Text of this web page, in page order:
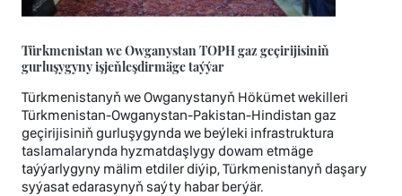
Türkmenistan we Owganystan TOPH gaz geçirijisiniň
gurluşygyny işjeňleşdirmäge taýýar
Türkmenistanyň we Owganystanyň Hökümet wekilleri
Türkmenistan-Owganystan-Pakistan-Hindistan gaz
geçirijisiniň gurluşygynda we beýleki infrastruktura
taslamalarynda hyzmatdaşlygy dowam etmäge
taýýarlygyny mälim etdiler diýip, Türkmenistanyň daşary
syýasat edarasynyň saýty habar berýär.